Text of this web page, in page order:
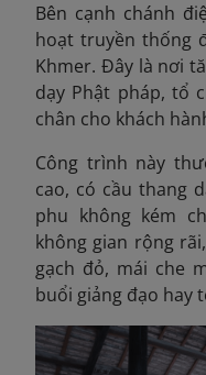
Bên cạnh chánh
hoạt truyền thống
Khmer. Đây là nơi
dạy Phật pháp, tổ
chân cho khách
Công trình này
cao, có cầu thang
phu không kém
không gian rộng
gạch đỏ, mái che
buổi giảng đạo hay